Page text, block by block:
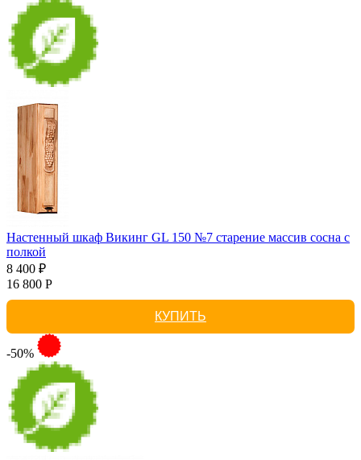
Настенный шкаф Викинг GL 150 №7 старение массив сосна с
полкой
8 400 ₽
16 800 Р
КУПИТЬ
-50%